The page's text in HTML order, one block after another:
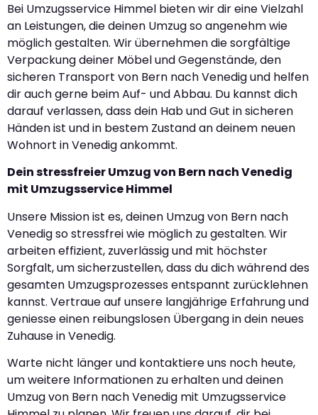
Bei Umzugsservice Himmel bieten wir dir eine Vielzahl
an Leistungen, die deinen Umzug so angenehm wie
möglich gestalten. Wir übernehmen die sorgfältige
Verpackung deiner Möbel und Gegenstände, den
sicheren Transport von Bern nach Venedig und helfen
dir auch gerne beim Auf- und Abbau. Du kannst dich
darauf verlassen, dass dein Hab und Gut in sicheren
Händen ist und in bestem Zustand an deinem neuen
Wohnort in Venedig ankommt.
Dein stressfreier Umzug von Bern nach Venedig
mit Umzugsservice Himmel
Unsere Mission ist es, deinen Umzug von Bern nach
Venedig so stressfrei wie möglich zu gestalten. Wir
arbeiten effizient, zuverlässig und mit höchster
Sorgfalt, um sicherzustellen, dass du dich während des
gesamten Umzugsprozesses entspannt zurücklehnen
kannst. Vertraue auf unsere langjährige Erfahrung und
geniesse einen reibungslosen Übergang in dein neues
Zuhause in Venedig.
Warte nicht länger und kontaktiere uns noch heute,
um weitere Informationen zu erhalten und deinen
Umzug von Bern nach Venedig mit Umzugsservice